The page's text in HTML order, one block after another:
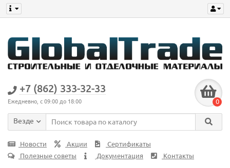
+7 (862) 333-32-33
Ежедневно, с 09:00 до 18:00 0
Везде
Новости Акции
Сертификаты
Полезные советы
Документация Контакты